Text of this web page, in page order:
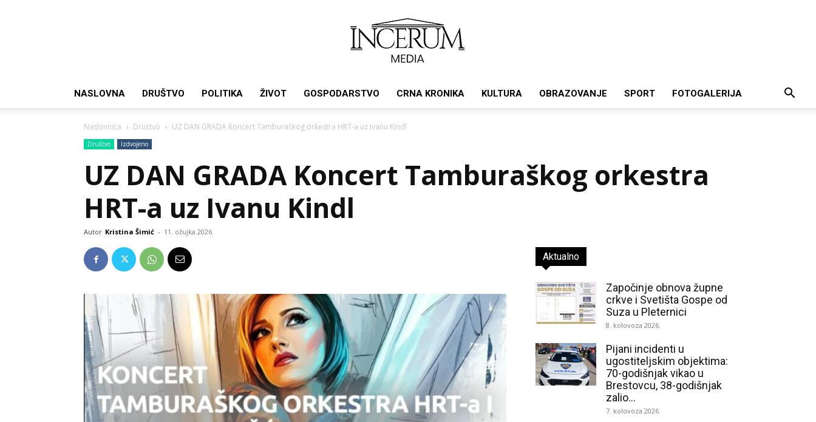
media
NASLOVNA DRUŠTVO POLITIKA ŽIVOT GOSPODARSTVO CRNA KRONIKA KULTURA OBRAZOVANJE SPORT FOTOGALERIJA
Naslovnica Društvo UZ DAN GRADA Koncert Tamburaškog orkestra HRT-a uz Ivanu Kindl
Društvo Izdvojeno
UZ DAN GRADA Koncert Tamburaškog orkestra
HRT-a uz Ivanu Kindl
Autor Kristina Šimić - 11. ožujka 2026.
Aktualno
Započinje obnova župne
crkve i Svetišta Gospe od
Suza u Pleternici
8. kolovoza 2026.
Pijani incidenti u
ugostiteljskim objektima:
70-godišnjak vikao u
Brestovcu, 38-godišnjak
zalio...
7. kolovoza 2026.